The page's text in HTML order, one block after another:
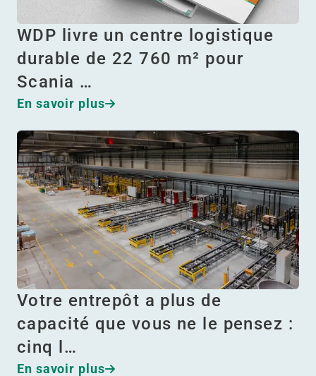
WDP livre un centre logistique
durable de 22 760 m² pour
Scania …
En savoir plus
Votre entrepôt a plus de
capacité que vous ne le pensez :
cinq l…
En savoir plus